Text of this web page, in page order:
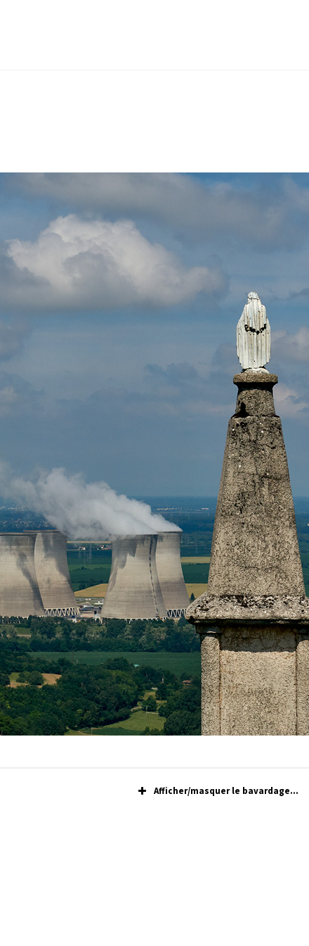
Afficher/masquer le bavardage...